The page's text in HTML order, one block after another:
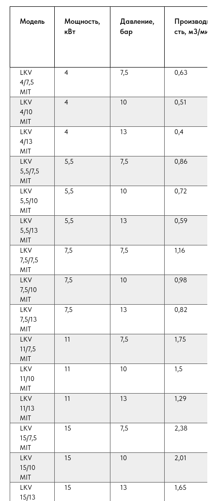
Модель
Мощность,
кВт
Давление,
бар
Производит-
сть, м3/мин
LKV
4/7,5
MIT
4 7,5 0,63
LKV
4/10
MIT
4 10 0,51
LKV
4/13
MIT
4 13 0,4
LKV
5,5/7,5
MIT
5,5 7,5 0,86
LKV
5,5/10
MIT
5,5 10 0,72
LKV
5,5/13
MIT
5,5 13 0,59
LKV
7,5/7,5
MIT
7,5 7,5 1,16
LKV
7,5/10
MIT
7,5 10 0,98
LKV
7,5/13
MIT
7,5 13 0,82
LKV
11/7,5
MIT
11 7,5 1,75
LKV
11/10
MIT
11 10 1,5
LKV
11/13
MIT
11 13 1,29
LKV
15/7,5
MIT
15 7,5 2,38
LKV
15/10
MIT
15 10 2,01
LKV
15/13
15 13 1,65